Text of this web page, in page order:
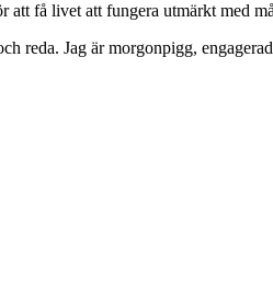
få livet att fungera utmärkt med
reda. Jag är morgonpigg,